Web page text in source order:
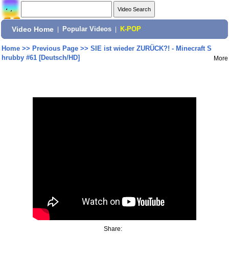
Video Home Popular Videos K-POP
Home>> Previous Page>> SIE ist wieder ZURÜCK?! - Minecraft S
hrubby #61 [Deutsch/HD]
More
Share: